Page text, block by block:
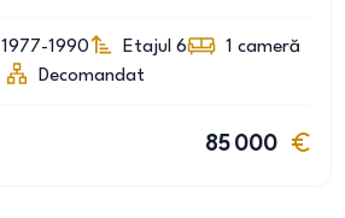
1977-1990 Etajul 6 1 cameră
Decomandat
85 000